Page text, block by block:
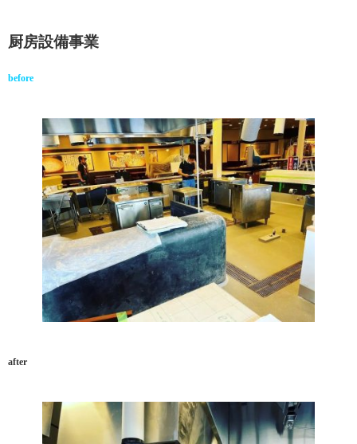
厨房設備事業
before
after